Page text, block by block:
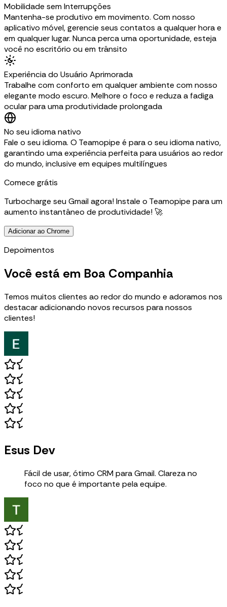
Mobilidade sem Interrupções
Mantenha-se produtivo em movimento. Com nosso
aplicativo móvel, gerencie seus contatos a qualquer hora e
em qualquer lugar. Nunca perca uma oportunidade, esteja
você no escritório ou em trânsito
Experiência do Usuário Aprimorada
Trabalhe com conforto em qualquer ambiente com nosso
elegante modo escuro. Melhore o foco e reduza a fadiga
ocular para uma produtividade prolongada
No seu idioma nativo
Fale o seu idioma. O Teamopipe é para o seu idioma nativo,
garantindo uma experiência perfeita para usuários ao redor
do mundo, inclusive em equipes multilíngues
Comece grátis
Turbocharge seu Gmail agora! Instale o Teamopipe para um
aumento instantâneo de produtividade! 🚀
Adicionar ao Chrome
Depoimentos
Você está em Boa Companhia
Temos muitos clientes ao redor do mundo e adoramos nos
destacar adicionando novos recursos para nossos
clientes!
Esus Dev
Fácil de usar, ótimo CRM para Gmail. Clareza no
foco no que é importante pela equipe.